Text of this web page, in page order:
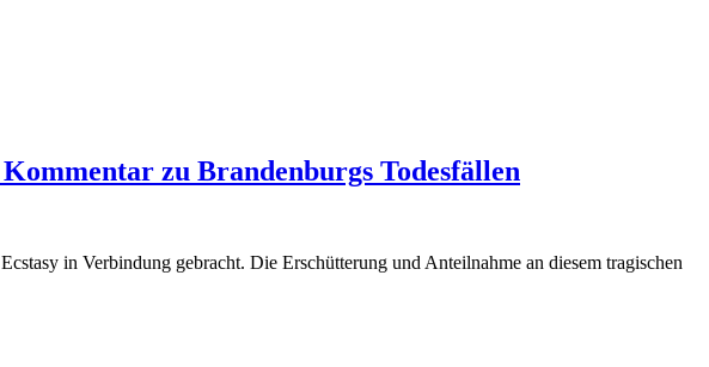
zu Brandenburgs Todesfällen
in Verbindung gebracht. Die Erschütterung und Anteilnahme an diesem tragischen